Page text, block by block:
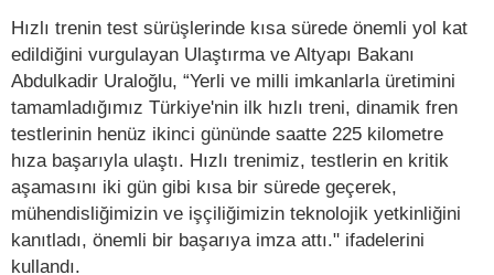
Hızlı trenin test sürüşlerinde kısa sürede önemli yol kat
edildiğini vurgulayan Ulaştırma ve Altyapı Bakanı
Abdulkadir Uraloğlu, “Yerli ve milli imkanlarla üretimini
tamamladığımız Türkiye'nin ilk hızlı treni, dinamik fren
testlerinin henüz ikinci gününde saatte 225 kilometre
hıza başarıyla ulaştı. Hızlı trenimiz, testlerin en kritik
aşamasını iki gün gibi kısa bir sürede geçerek,
mühendisliğimizin ve işçiliğimizin teknolojik yetkinliğini
kanıtladı, önemli bir başarıya imza attı." ifadelerini
kullandı.